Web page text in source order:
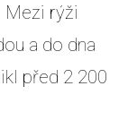
Mezi rýži
a do dna
před 2 200